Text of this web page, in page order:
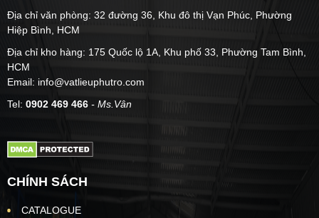
Địa chỉ văn phòng: 32 đường 36, Khu đô thị Vạn Phúc, Phường
Hiệp Bình, HCM
Địa chỉ kho hàng: 175 Quốc lộ 1A, Khu phố 33, Phường Tam Bình,
HCM
Email: info@vatlieuphutro.com
Tel: 0902 469 466 - Ms.Vân
CHÍNH SÁCH
CATALOGUE